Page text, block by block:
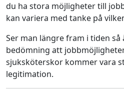
du ha stora möjligheter till
kan variera med tanke på
Ser man längre fram i tiden
bedömning att
sjuksköterskor kommer vara
legitimation.